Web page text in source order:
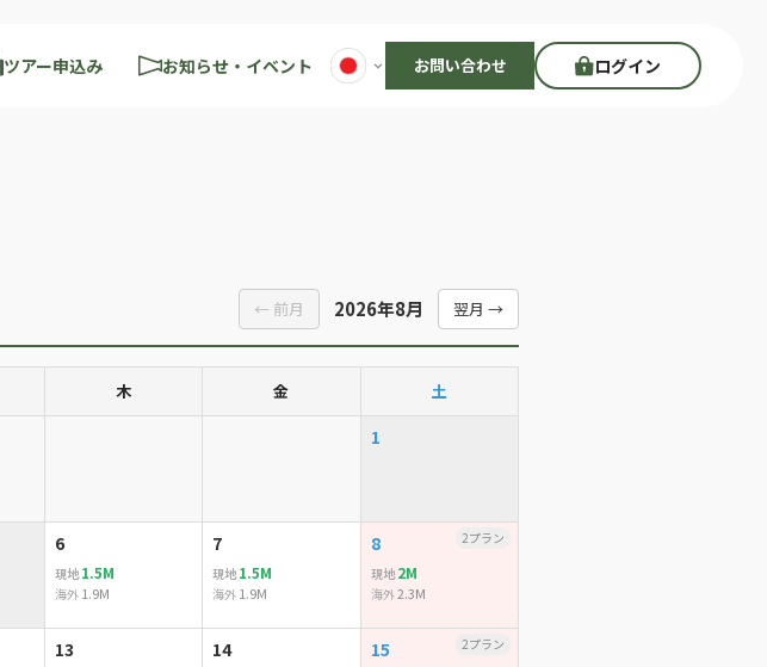
ツアー申込み お知らせ・イベント お問い合わせ ログイン
← 前月 2026年8月 翌月 →
木 金 土
1
6
現地 1.5M
海外 1.9M
7
現地1.5M
海外 1.9M
8
2プラン
現地 2M
海外2.3M
13 14 15
2プラン